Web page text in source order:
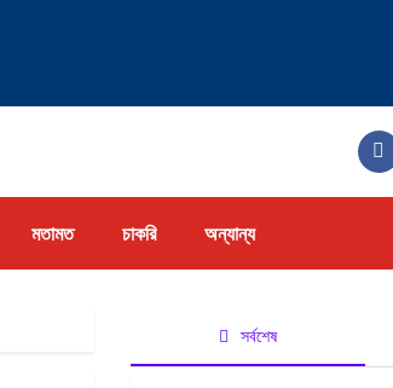
মতামত চাকরি অন্যান্য
সর্বশেষ